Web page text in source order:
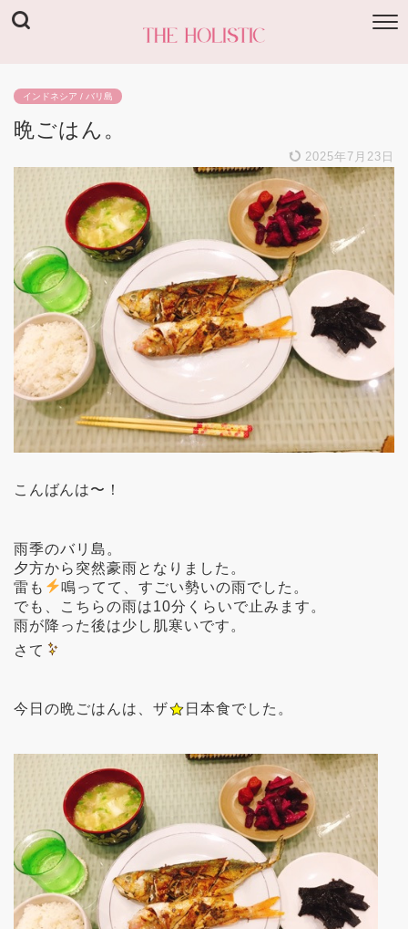
インドネシア / バリ島
晩ごはん。
2025年7月23日
こんばんは〜！
雨季のバリ島。
夕方から突然豪雨となりました。
雷も
鳴ってて、すごい勢いの雨でした。
でも、こちらの雨は10分くらいで止みます。
雨が降った後は少し肌寒いです。
さて
今日の晩ごはんは、ザ 日本食でした。